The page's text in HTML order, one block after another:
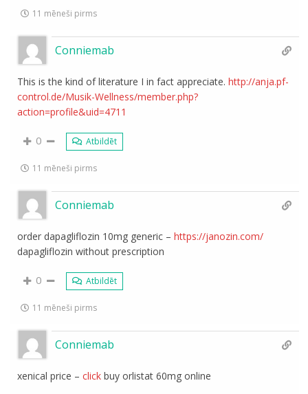
11 mēneši pirms
Conniemab
This is the kind of literature I in fact appreciate.http://anja.pf-
control.de/Musik-Wellness/member.php?
action=profile&uid=4711
0 Atbildēt
11 mēneši pirms
Conniemab
order dapagliflozin 10mg generic –https://janozin.com/
dapagliflozin without prescription
0 Atbildēt
11 mēneši pirms
Conniemab
xenical price –click buy orlistat 60mg online